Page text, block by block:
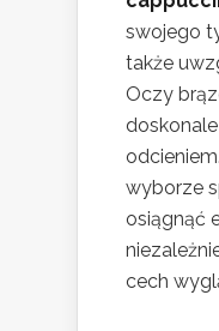
swojego
także
Oczy
wyborze
osiągnąć
cech